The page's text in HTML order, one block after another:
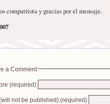
compatriota y gracias por el mensaje.
a Comment
(required)
not be published) (required)